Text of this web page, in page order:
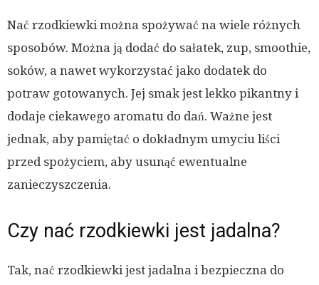
Nać rzodkiewki można spożywać na wiele różnych
sposobów. Można ją dodać do sałatek, zup, smoothie,
soków, a nawet wykorzystać jako dodatek do
potraw gotowanych. Jej smak jest lekko pikantny i
dodaje ciekawego aromatu do dań. Ważne jest
jednak, aby pamiętać o dokładnym umyciu liści
przed spożyciem, aby usunąć ewentualne
zanieczyszczenia.
Czy nać rzodkiewki jest jadalna?
Tak, nać rzodkiewki jest jadalna i bezpieczna do